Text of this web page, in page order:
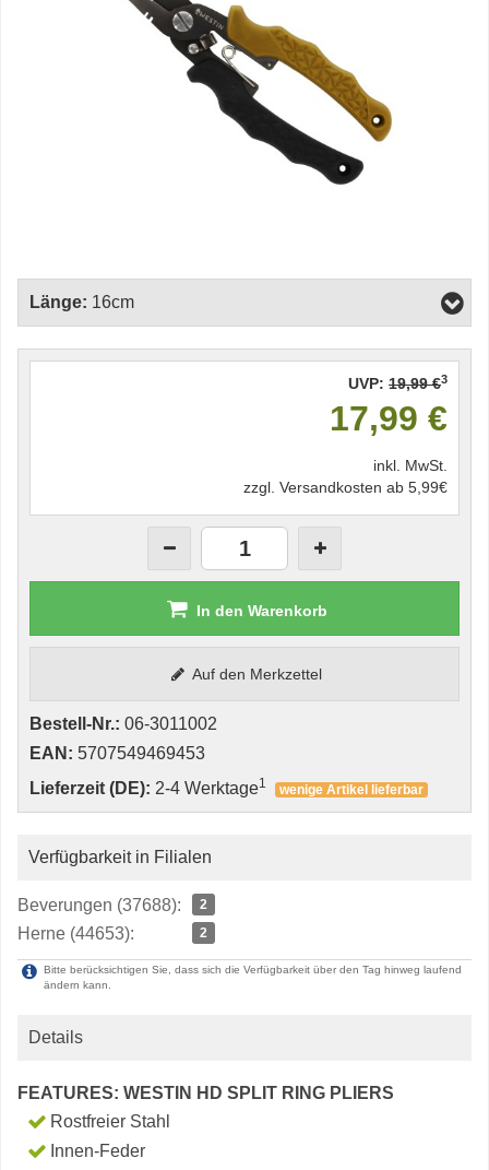
Länge: 16cm
UVP: 19,99 €3
17,99 €
inkl. MwSt.
zzgl. Versandkosten ab 5,99€
In den Warenkorb
Auf den Merkzettel
Bestell-Nr.: 06-3011002
EAN: 5707549469453
Lieferzeit (DE): 2-4 Werktage1 wenige Artikel lieferbar
Verfügbarkeit in Filialen
Beverungen (37688): 2
Herne (44653): 2
Bitte berücksichtigen Sie, dass sich die Verfügbarkeit über den Tag hinweg laufend
ändern kann.
Details
FEATURES: WESTIN HD SPLIT RING PLIERS
Rostfreier Stahl
Innen-Feder